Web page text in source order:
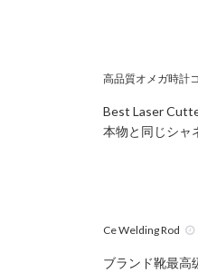
高品質オメガ時計
Best Laser
本物と同じシャ
Ce Welding Rod
ブランド靴最高